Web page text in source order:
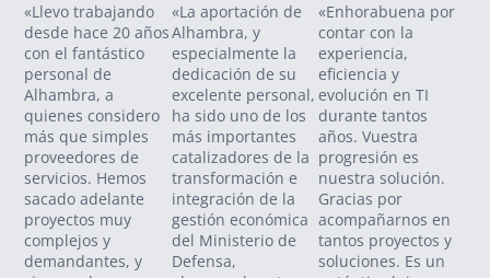
«Llevo trabajando
desde hace 20 años
con el fantástico
personal de
Alhambra, a
quienes considero
más que simples
proveedores de
servicios. Hemos
sacado adelante
proyectos muy
complejos y
demandantes, y
«La aportación de
Alhambra, y
especialmente la
dedicación de su
excelente personal,
ha sido uno de los
más importantes
catalizadores de la
transformación e
integración de la
gestión económica
del Ministerio de
Defensa,
«Enhorabuena por
contar con la
experiencia,
eficiencia y
evolución en TI
durante tantos
años. Vuestra
progresión es
nuestra solución.
Gracias por
acompañarnos en
tantos proyectos y
soluciones. Es un